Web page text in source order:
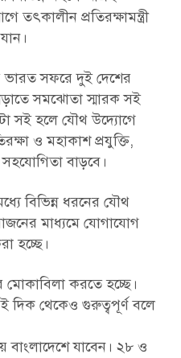
তৎকালীন প্রতিরক্ষামন্ত্রী
ভারত সফরে দুই দেশের
সমঝোতা স্মারক সই
সই হলে যৌথ উদ্যোগে
ও মহাকাশ প্রযুক্তি,
বাড়বে।
বিভিন্ন ধরনের যৌথ
মাধ্যমে যোগাযোগ
হচ্ছে।
মোকাবিলা করতে হচ্ছে।
দিক থেকেও গুরুত্বপূর্ণ বলে
বাংলাদেশে যাবেন। ২৮ ও